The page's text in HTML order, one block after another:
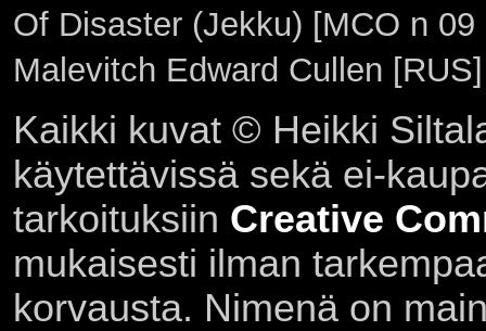
Of Disaster (Jekku) [MCO n
Malevitch Edward Cullen
Kaikki kuvat © Heikki
käytettävissä sekä ei-
tarkoituksiin Creative
mukaisesti ilman
korvausta. Nimenä on